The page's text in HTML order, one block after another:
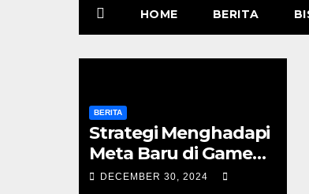
HOME BERITA
BERITA
Strategi Menghadapi
Meta Baru di Game
Kompetitif
DECEMBER 30, 2024